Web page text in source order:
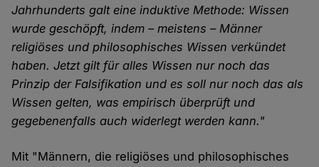
Jahrhunderts galt eine induktive Methode: Wissen
wurde geschöpft, indem – meistens – Männer
religiöses und philosophisches Wissen verkündet
haben. Jetzt gilt für alles Wissen nur noch das
Prinzip der Falsifikation und es soll nur noch das als
Wissen gelten, was empirisch überprüft und
gegebenenfalls auch widerlegt werden kann."
Mit "Männern, die religiöses und philosophisches